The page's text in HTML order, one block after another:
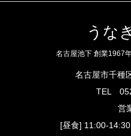
うな
名古屋池下 創業1967
名古屋市千種
TEL
営
[昼食] 11:00-